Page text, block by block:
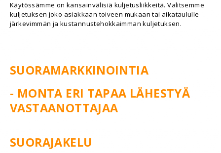
Käytössämme on kansainvälisiä kuljetusliikkeitä. Valitsemme
kuljetuksen joko asiakkaan toiveen mukaan tai aikataululle
järkevimmän ja kustannustehokkaimman kuljetuksen.
SUORAMARKKINOINTIA
- MONTA ERI TAPAA LÄHESTYÄ
VASTAANOTTAJAA
SUORAJAKELU